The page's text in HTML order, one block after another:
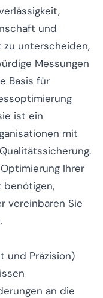
und
zu unterscheiden,
Messungen
Basis für
ist ein
mit
Ihrer
benötigen,
vereinbaren Sie
und Präzision)
an die